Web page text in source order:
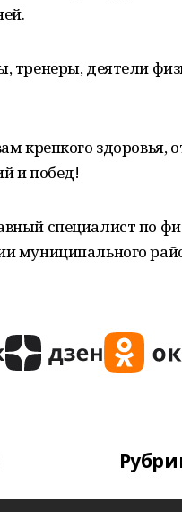
тренеры, деятели
крепкого здоровья,
и побед!
специалист по
муниципального